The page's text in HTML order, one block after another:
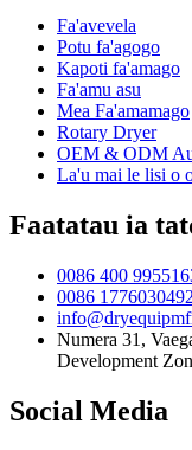
Fa'avevela
Potu fa'agogo
Kapoti fa'amago
Fa'amu asu
Mea Fa'amamago
Rotary Dryer
OEM & ODM
La'u mai le lisi o
Faatatau ia
0086 400
0086
Numera 31,
Development
Social Media